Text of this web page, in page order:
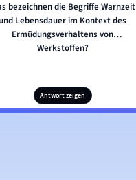
bezeichnen die Begriffe Warnzeit
Lebensdauer im Kontext des
Ermüdungsverhaltens von
Werkstoffen?
Antwort zeigen